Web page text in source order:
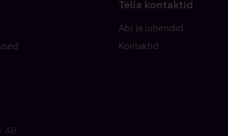
Telia kontaktid
Abi ja juhendid
Kontaktid
AB